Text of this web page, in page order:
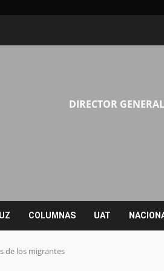
DIRECTOR
COLUMNAS UAT
de los migrantes